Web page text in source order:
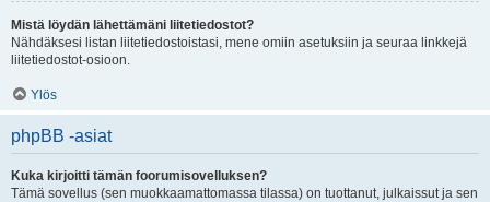
Mistä löydän lähettämäni liitetiedostot?
Nähdäksesi listan liitetiedostoistasi, mene omiin asetuksiin ja seuraa linkkejä
liitetiedostot-osioon.
Ylös
phpBB -asiat
Kuka kirjoitti tämän foorumisovelluksen?
Tämä sovellus (sen muokkaamattomassa tilassa) on tuottanut, julkaissut ja sen